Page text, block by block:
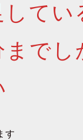
てい
までし
す